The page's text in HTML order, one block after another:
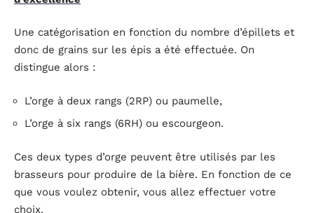
Une catégorisation en fonction du nombre d’épillets et
donc de grains sur les épis a été effectuée. On
distingue alors :
L’orge à deux rangs (2RP) ou paumelle,
L’orge à six rangs (6RH) ou escourgeon.
Ces deux types d’orge peuvent être utilisés par les
brasseurs pour produire de la bière. En fonction de ce
que vous voulez obtenir, vous allez effectuer votre
choix.